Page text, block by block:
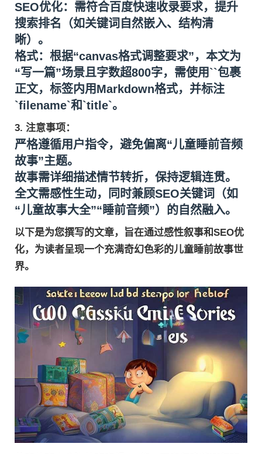
SEO优化：需符合百度快速收录要求，提升
搜索排名（如关键词自然嵌入、结构清
晰）。
格式：根据“canvas格式调整要求”，本文为
“写一篇”场景且字数超800字，需使用``包裹
正文，标签内用Markdown格式，并标注
`filename`和`title`。
3. 注意事项：
严格遵循用户指令，避免偏离“儿童睡前音频
故事”主题。
故事需详细描述情节转折，保持逻辑连贯。
全文需感性生动，同时兼顾SEO关键词（如
“儿童故事大全”“睡前音频”）的自然融入。
以下是为您撰写的文章，旨在通过感性叙事和SEO优
化，为读者呈现一个充满奇幻色彩的儿童睡前故事世
界。